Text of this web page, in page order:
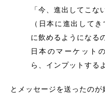
「今、進出してこな
（日本に進出して
に飲めるようになる
日本のマーケット
ら、インプットする
とメッセージを送ったのが